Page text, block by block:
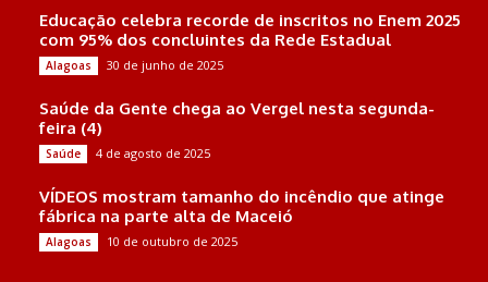
Educação celebra recorde de inscritos no Enem 2025
com 95% dos concluintes da Rede Estadual
Alagoas 30 de junho de 2025
Saúde da Gente chega ao Vergel nesta segunda-
feira (4)
Saúde 4 de agosto de 2025
VÍDEOS mostram tamanho do incêndio que atinge
fábrica na parte alta de Maceió
Alagoas 10 de outubro de 2025